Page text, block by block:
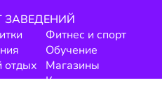
ЗАВЕДЕНИЙ
отдых
Фитнес и спорт
Обучение
Магазины
Красота и